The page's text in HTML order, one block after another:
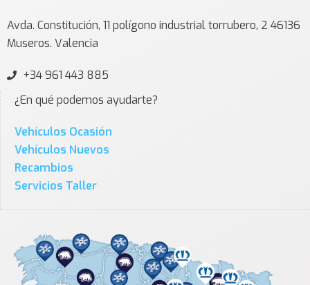
Avda. Constitución, 11 polígono industrial torrubero, 2 46136
Museros. Valencia
+34 961 443 885
¿En qué podemos ayudarte?
Vehículos Ocasión
Vehículos Nuevos
Recambios
Servicios Taller